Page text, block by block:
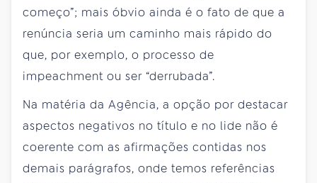
começo”; mais óbvio ainda é o fato de que a
renúncia seria um caminho mais rápido do
que, por exemplo, o processo de
impeachment ou ser “derrubada”.
Na matéria da Agência, a opção por destacar
aspectos negativos no título e no lide não é
coerente com as afirmações contidas nos
demais parágrafos, onde temos referências